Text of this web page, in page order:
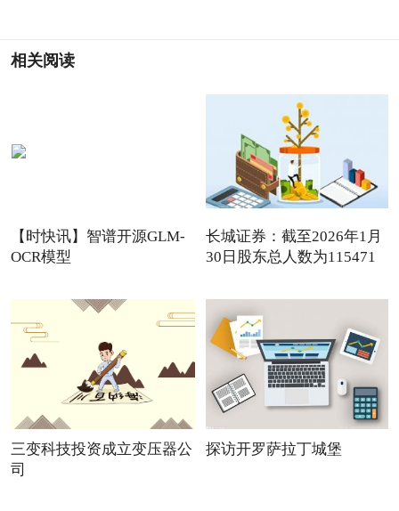
相关阅读
【时快讯】智谱开源GLM-
OCR模型
长城证券：截至2026年1月
30日股东总人数为115471
三变科技投资成立变压器公
司
探访开罗萨拉丁城堡